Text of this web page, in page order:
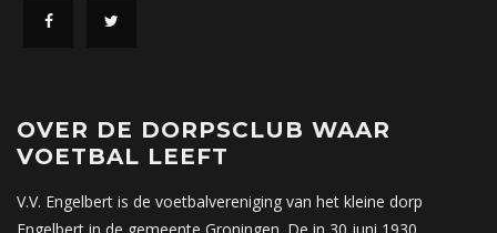
OVER DE DORPSCLUB WAAR
VOETBAL LEEFT
V.V. Engelbert is de voetbalvereniging van het kleine dorp
Engelbert in de gemeente Groningen. De in 30 juni 1930